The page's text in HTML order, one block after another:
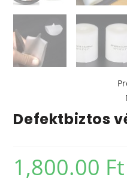
Defektbiztos
1,800.00 Ft